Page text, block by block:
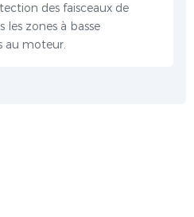
des faisceaux de
les zones à basse
au moteur.